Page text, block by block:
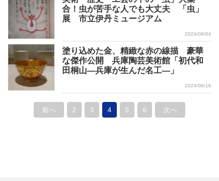
合！虫が苦手な人でも大丈夫 「虫」
展 市立伊丹ミュージアム
2024/09/04
塗り込めた金、精緻な赤の線描 豪華
な傑作公開 兵庫陶芸美術館「初代和
田桐山―兵庫が生んだ名工―」
2024/08/16
前へ 2 3 4 5 6 次へ